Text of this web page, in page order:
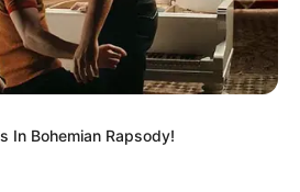
In Bohemian Rapsody!